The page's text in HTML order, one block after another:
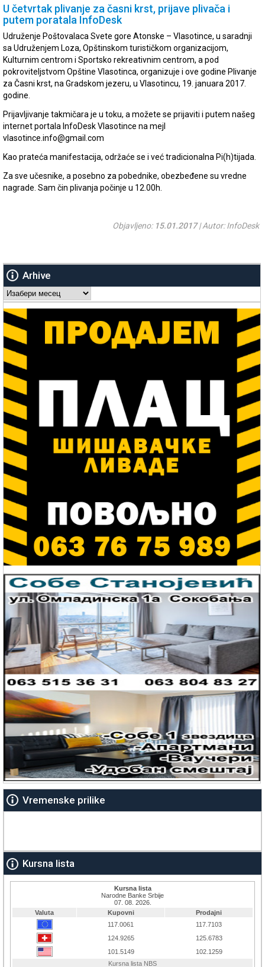
U četvrtak plivanje za časni krst, prijave plivača i
putem poratala InfoDesk
Udruženje Poštovalaca Svete gore Atonske – Vlasotince, u saradnji
sa Udruženjem Loza, Opštinskom turističkom organizacijom,
Kulturnim centrom i Sportsko rekreativnim centrom, a pod
pokroviteljstvom Opštine Vlasotinca, organizuje i ove godine Plivanje
za Časni krst, na Gradskom jezeru, u Vlasotincu, 19. januara 2017.
godine.
Prijavljivanje takmičara je u toku, a možete se prijaviti i putem našeg
internet portala InfoDesk Vlasotince na mejl
vlasotince.info@gmail.com
Kao prateća manifestacija, održaće se i već tradicionalna Pi(h)tijada.
Za sve učesnike, a posebno za pobednike, obezbeđene su vredne
nagrade. Sam čin plivanja počinje u 12.00h.
Objavljeno: 15.01.2017| Autor: InfoDesk
Arhive
Arhive
Vremenske prilike
Kursna lista